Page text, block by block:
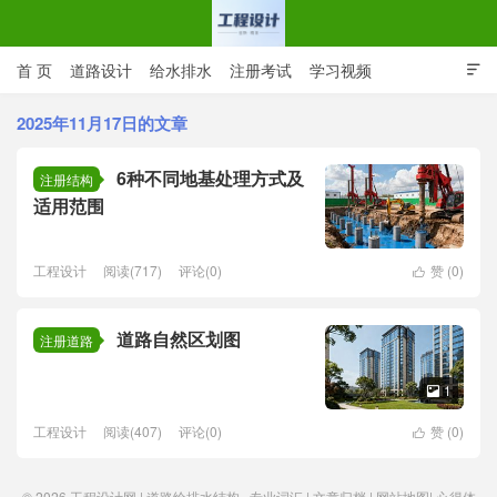
工程设计网 | 道路给排水结构

首 页 道路设计 给水排水 注册考试 学习视频
CAD图纸 专业词汇 规范下载
2025年11月17日的文章
注册结构
6种不同地基处理方式及
适用范围
 赞 (0)
工程设计 阅读(717) 评论(0)
注册道路 道路自然区划图
 1
 赞 (0)
工程设计 阅读(407) 评论(0)